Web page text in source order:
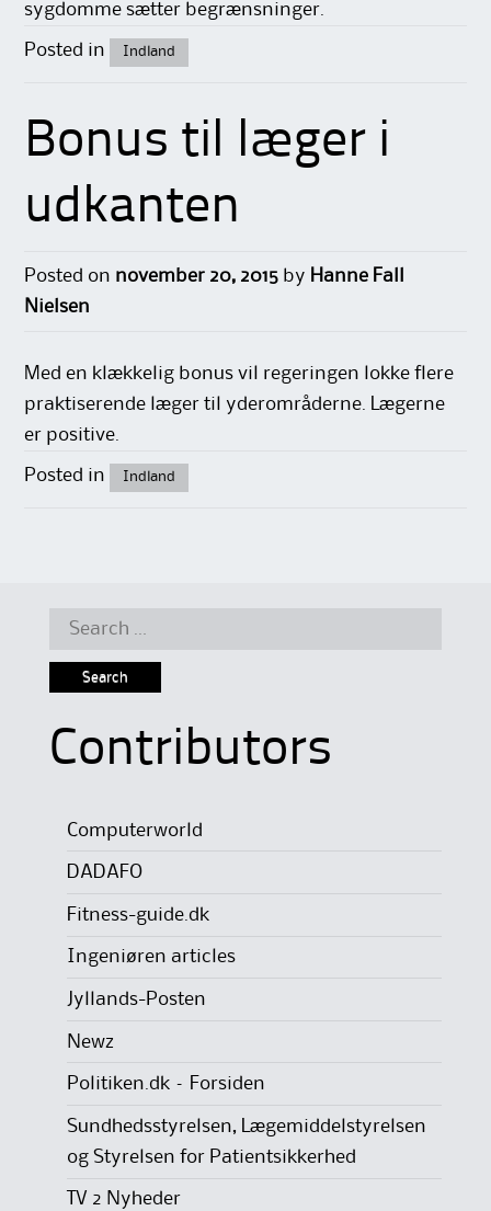
sygdomme sætter begrænsninger.
Posted in Indland
Bonus til læger i
udkanten
Posted on november 20, 2015 by Hanne Fall
Nielsen
Med en klækkelig bonus vil regeringen lokke flere
praktiserende læger til yderområderne. Lægerne
er positive.
Posted in Indland
Search
Contributors
Computerworld
DADAFO
Fitness-guide.dk
Ingeniøren articles
Jyllands-Posten
Newz
Politiken.dk – Forsiden
Sundhedsstyrelsen, Lægemiddelstyrelsen
og Styrelsen for Patientsikkerhed
TV 2 Nyheder